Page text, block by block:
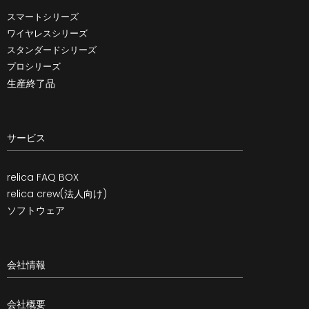
スマートシリーズ
ワイヤレスシリーズ
スタンダードシリーズ
プロシリーズ
生産終了品
サービス
relica FAQ BOX
relica crew(法人向け)
ソフトウェア
会社情報
会社概要